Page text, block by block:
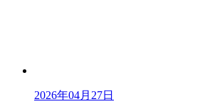
2026年04月27日